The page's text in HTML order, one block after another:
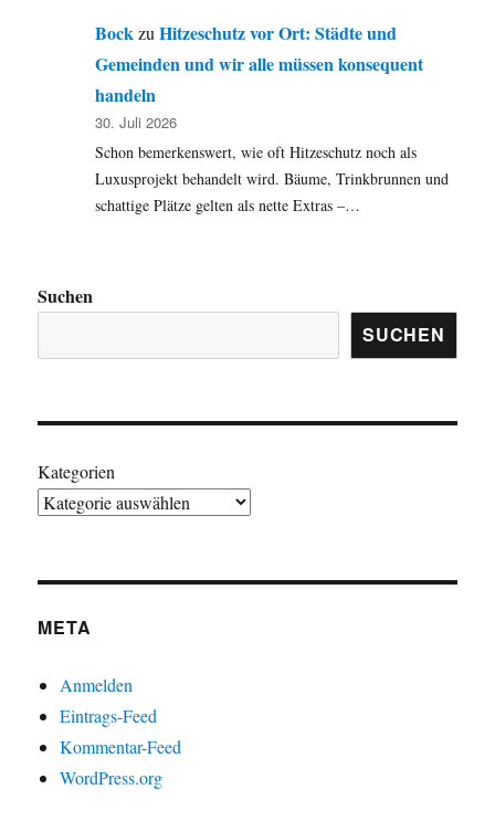
BockzuHitzeschutz vor Ort: Städte und
Gemeinden und wir alle müssen konsequent
handeln
30. Juli 2026
Schon bemerkenswert, wie oft Hitzeschutz noch als
Luxusprojekt behandelt wird. Bäume, Trinkbrunnen und
schattige Plätze gelten als nette Extras –…
Suchen
SUCHEN
Kategorien
META
Anmelden
Eintrags-Feed
Kommentar-Feed
WordPress.org